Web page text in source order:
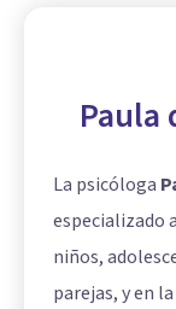
Paula
La psicóloga
especializado
niños,
parejas, y en